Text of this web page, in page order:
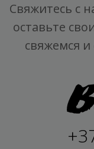
Свяжитесь с
оставьте
свяжемся